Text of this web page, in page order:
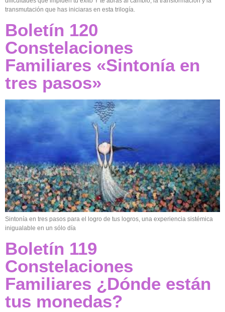
transmutación que has iniciaras en esta trilogía.
Boletín 120
Constelaciones
Familiares «Sintonía en
tres pasos»
Sintonía en tres pasos para el logro de tus logros, una experiencia sistémica
inigualable en un sólo día
Boletín 119
Constelaciones
Familiares ¿Dónde están
tus monedas?